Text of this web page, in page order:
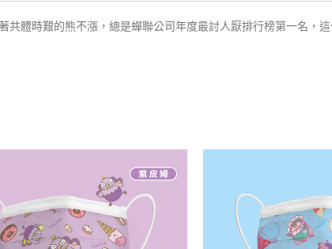
共體時艱的熊不漲，總是蟬聯公司年度最討人厭排行榜第一名，